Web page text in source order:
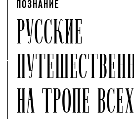
ПОЗНАНИЕ
РУССКИЕ
НА ТРОПЕ